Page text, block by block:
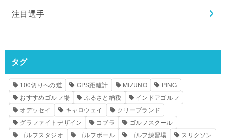
注目選手
タグ
100切りへの道 GPS距離計 MIZUNO
PING
おすすめゴルフ場
ふるさと納税
インドアゴルフ
オデッセイ
キャロウェイ
クリーブランド
グラファイトデザイン
コブラ
ゴルフスクール
ゴルフスタジオ
ゴルフボール ゴルフ練習場
スリクソン